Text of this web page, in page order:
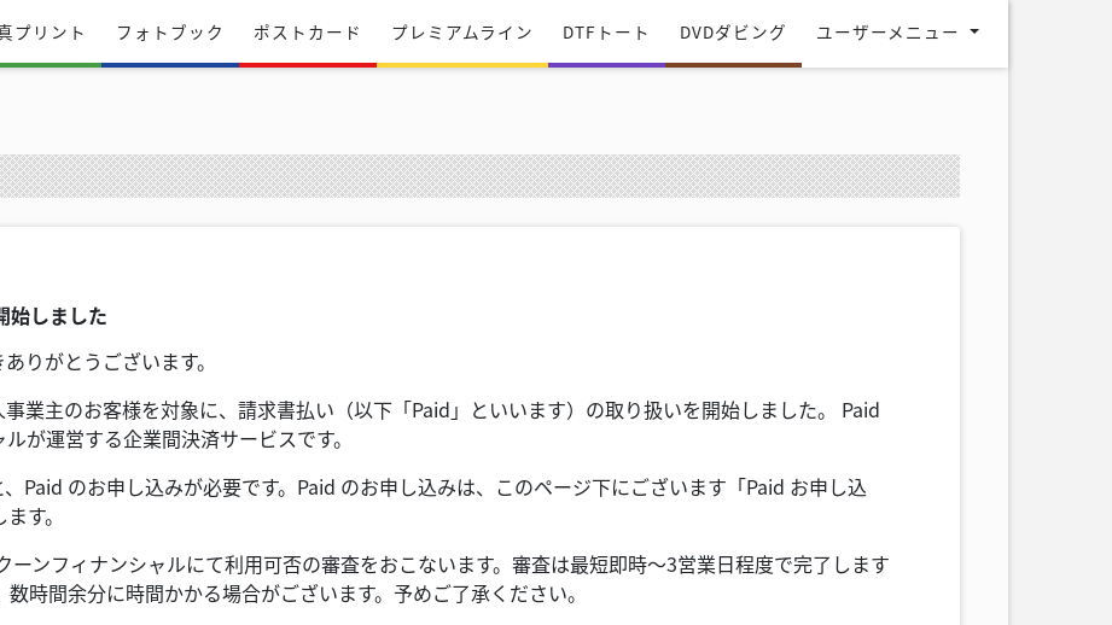
プリント フォトブック ポストカード プレミアムライン DTFトート DVDダビング ユーザーメニュー
始しました
りがとうございます。
業主のお客様を対象に、請求書払い（以下「Paid」といいます）の取り扱いを開始しました。 Paid
が運営する企業間決済サービスです。
Paid のお申し込みが必要です。Paid のお申し込みは、このページ下にございます「Paid お申し込
す。
ーンフィナンシャルにて利用可否の審査をおこないます。審査は最短即時～3営業日程度で完了します
時間余分に時間かかる場合がございます。予めご了承ください。